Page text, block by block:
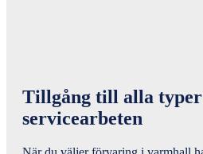
Tillgång till alla
servicearbeten